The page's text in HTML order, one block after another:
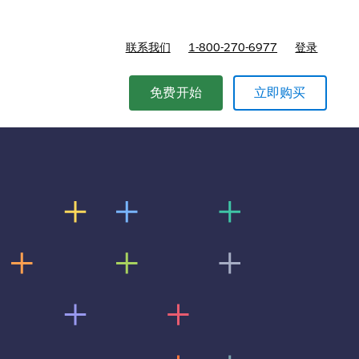
联系我们 1-800-270-6977 登录
免费开始 立即购买